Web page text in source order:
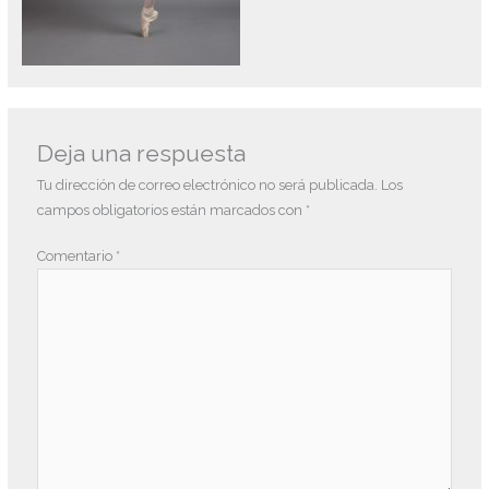
Deja una respuesta
Tu dirección de correo electrónico no será publicada. Los
campos obligatorios están marcados con *
Comentario *